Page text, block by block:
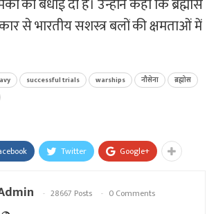
को बधाई दी है। उन्होंने कहा कि ब्रह्मोस
से भारतीय सशस्त्र बलों की क्षमताओं में
successful trials warships नौसेना
ब्रह्मोस
Twitter Google+
28667 Posts 0 Comments